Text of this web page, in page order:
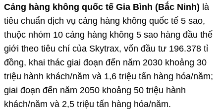
Cảng hàng không quốc tế Gia Bình (Bắc Ninh) là
tiêu chuẩn dịch vụ cảng hàng không quốc tế 5 sao,
thuộc nhóm 10 cảng hàng không 5 sao hàng đầu thế
giới theo tiêu chí của Skytrax, vốn đầu tư 196.378 tỉ
đồng, khai thác giai đoạn đến năm 2030 khoảng 30
triệu hành khách/năm và 1,6 triệu tấn hàng hóa/năm;
giai đoạn đến năm 2050 khoảng 50 triệu hành
khách/năm và 2,5 triệu tấn hàng hóa/năm.